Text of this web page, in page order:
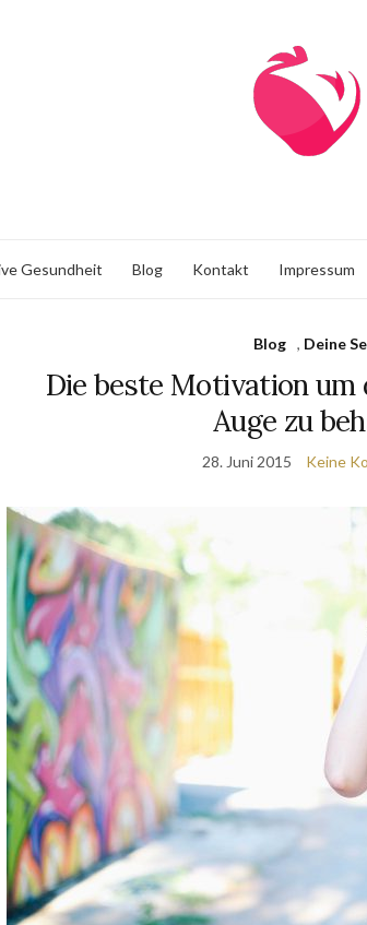
Gesundheit Blog Kontakt Impressum
Blog , Deine
Die beste Motivation um
Auge zu
28. Juni 2015 Keine